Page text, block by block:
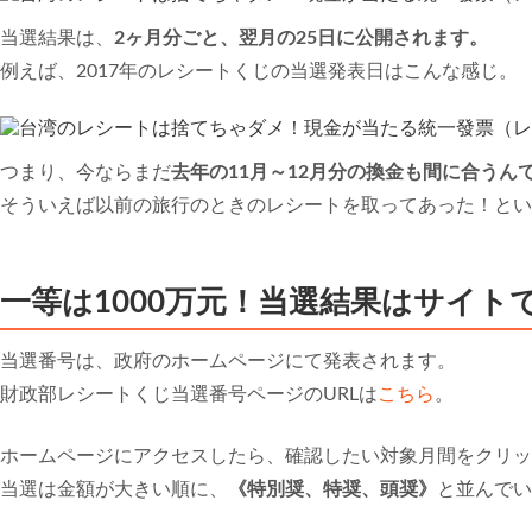
当選結果は、 2ヶ月分ごと、翌月の25日に公開されます。
例えば、2017年のレシートくじの当選発表日はこんな感じ。
つまり、今ならまだ去年の11月～12月分の換金も間に合うん
そういえば以前の旅行のときのレシートを取ってあった！と
一等は1000万元！当選結果はサイト
当選番号は、政府のホームページにて発表されます。
財政部レシートくじ当選番号ページのURLはこちら 。
ホームページにアクセスしたら、確認したい対象月間をクリ
当選は金額が大きい順に、
《特別奨、特奨、頭奨》
と並んで